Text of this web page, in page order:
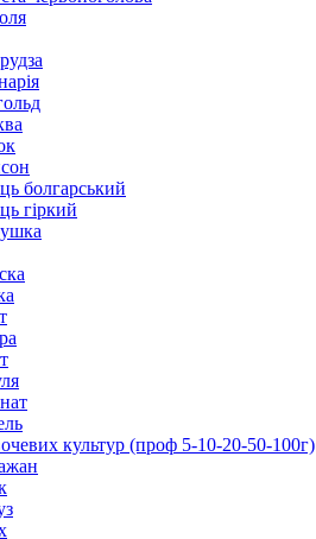
болгарський
гіркий
культур (проф 5-10-20-50-100г)